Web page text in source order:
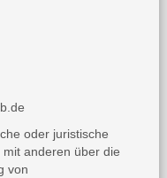
oder juristische
anderen über die
von